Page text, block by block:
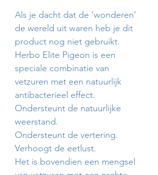
Als je dacht dat de ‘wonderen’
de wereld uit waren heb je dit
product nog niet gebruikt.
Herbo Elite Pigeon is een
speciale combinatie van
vetzuren met een natuurlijk
antibacterieel effect.
Ondersteunt de natuurlijke
weerstand.
Ondersteunt de vertering.
Verhoogt de eetlust.
Het is bovendien een mengsel